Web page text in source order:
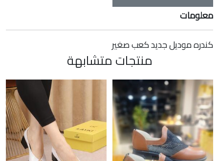
معلومات
كندره موديل جديد كعب صغير
منتجات متشابهة